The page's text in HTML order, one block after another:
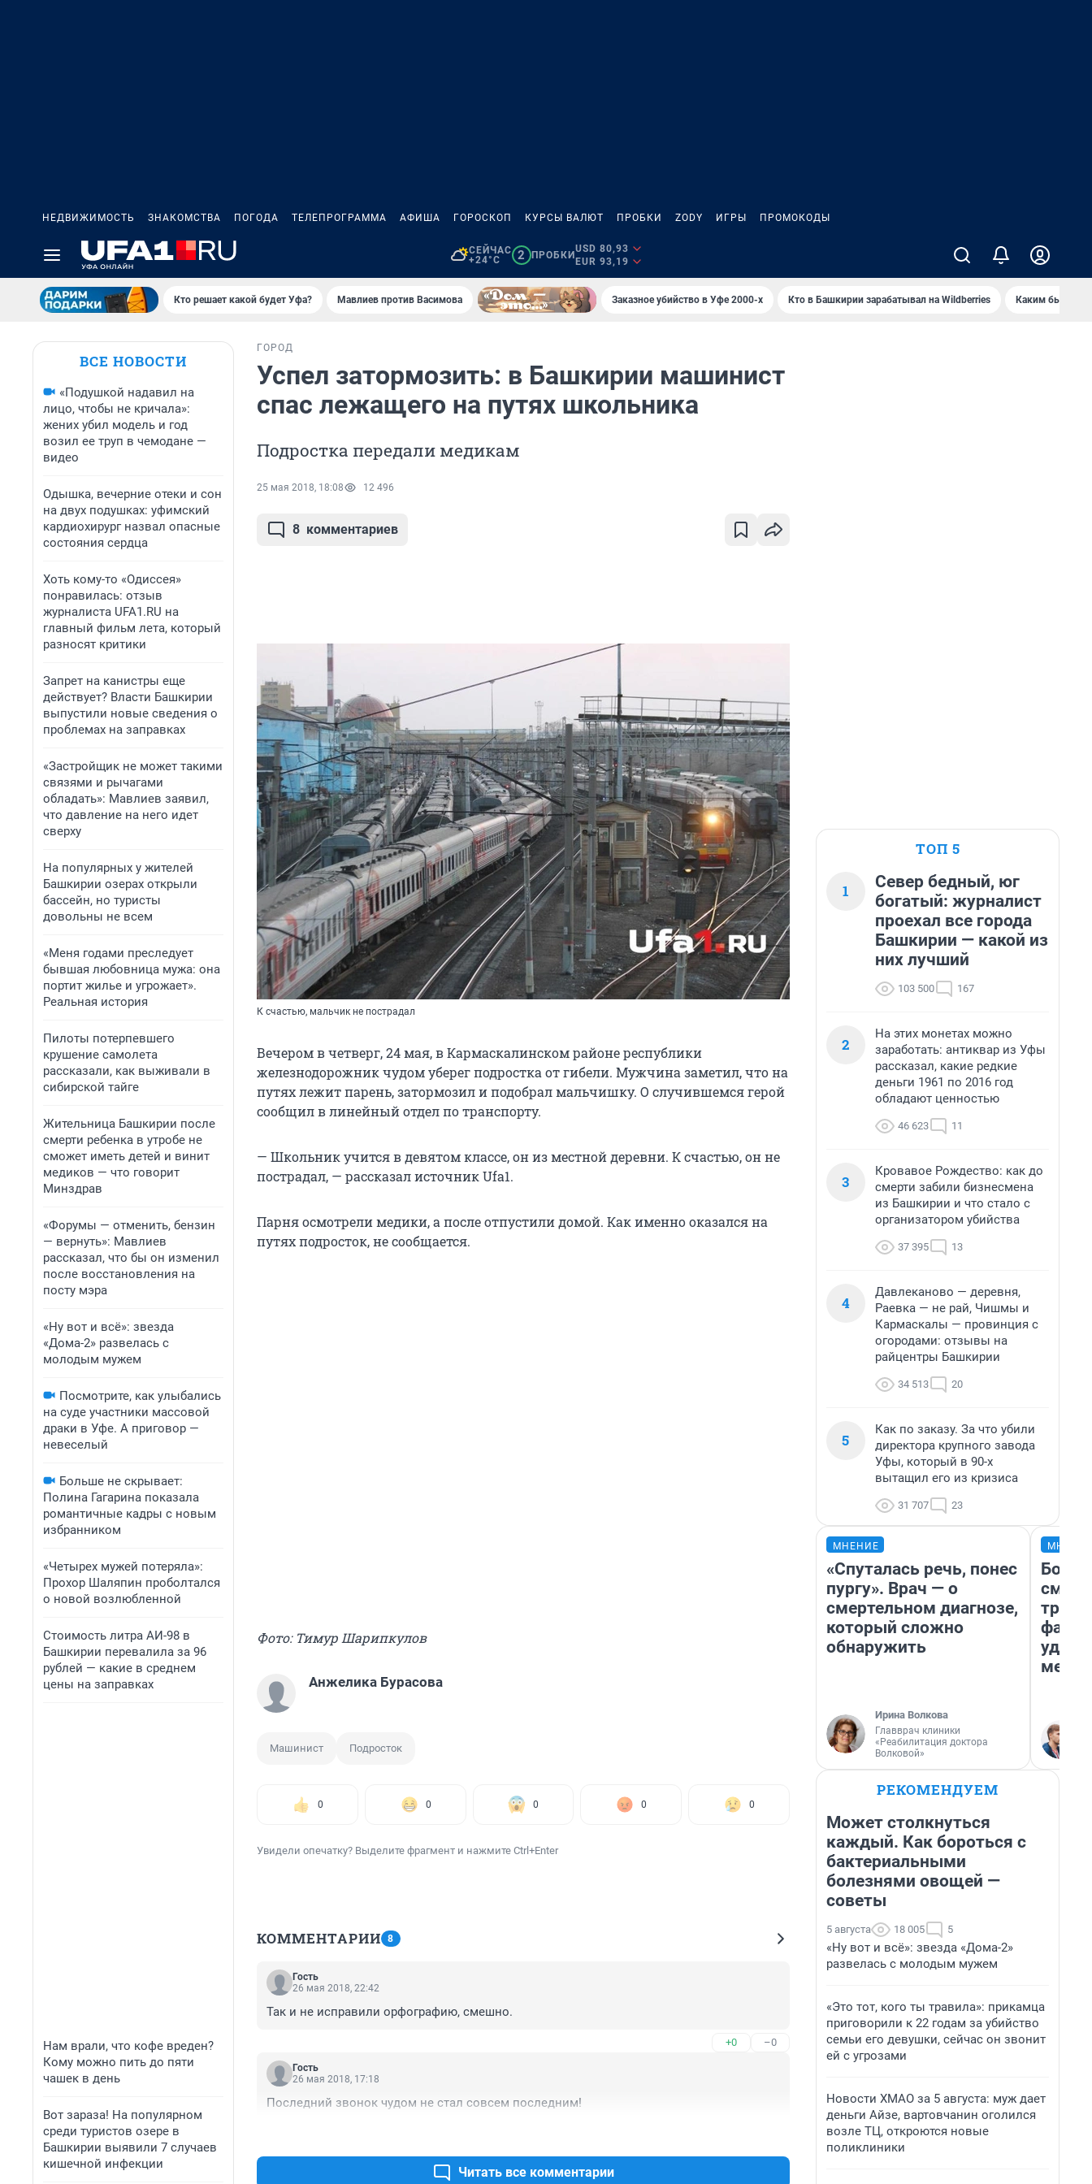
НЕДВИЖИМОСТЬ ЗНАКОМСТВА ПОГОДА ТЕЛЕПРОГРАММА АФИША ГОРОСКОП КУРСЫ ВАЛЮТ ПРОБКИ ZODY ИГРЫ ПРОМОКОДЫ
СЕЙЧАС
+24°C
2 ПРОБКИ
USD 80,93
EUR 93,19
Кто решает какой будет Уфа? Мавлиев против Васимова Заказное убийство в Уфе 2000-х Кто в Башкирии зарабатывал на Wildberries Каким было
ВСЕ НОВОСТИ
«Подушкой надавил на
лицо, чтобы не кричала»:
жених убил модель и год
возил ее труп в чемодане —
видео
Одышка, вечерние отеки и сон
на двух подушках: уфимский
кардиохирург назвал опасные
состояния сердца
Хоть кому-то «Одиссея»
понравилась: отзыв
журналиста UFA1.RU на
главный фильм лета, который
разносят критики
Запрет на канистры еще
действует? Власти Башкирии
выпустили новые сведения о
проблемах на заправках
«Застройщик не может такими
связями и рычагами
обладать»: Мавлиев заявил,
что давление на него идет
сверху
На популярных у жителей
Башкирии озерах открыли
бассейн, но туристы
довольны не всем
«Меня годами преследует
бывшая любовница мужа: она
портит жилье и угрожает».
Реальная история
Пилоты потерпевшего
крушение самолета
рассказали, как выживали в
сибирской тайге
Жительница Башкирии после
смерти ребенка в утробе не
сможет иметь детей и винит
медиков — что говорит
Минздрав
«Форумы — отменить, бензин
— вернуть»: Мавлиев
рассказал, что бы он изменил
после восстановления на
посту мэра
«Ну вот и всё»: звезда
«Дома-2» развелась с
молодым мужем
Посмотрите, как улыбались
на суде участники массовой
драки в Уфе. А приговор —
невеселый
Больше не скрывает:
Полина Гагарина показала
романтичные кадры с новым
избранником
«Четырех мужей потеряла»:
Прохор Шаляпин проболтался
о новой возлюбленной
Стоимость литра АИ-98 в
Башкирии перевалила за 96
рублей — какие в среднем
цены на заправках
Нам врали, что кофе вреден?
Кому можно пить до пяти
чашек в день
Вот зараза! На популярном
среди туристов озере в
Башкирии выявили 7 случаев
кишечной инфекции
ГОРОД
Успел затормозить: в Башкирии машинист
спас лежащего на путях школьника
Подростка передали медикам
25 мая 2018, 18:08 12 496
8 комментариев
К счастью, мальчик не пострадал
Вечером в четверг, 24 мая, в Кармаскалинском районе республики
железнодорожник чудом уберег подростка от гибели. Мужчина заметил, что на
путях лежит парень, затормозил и подобрал мальчишку. О случившемся герой
сообщил в линейный отдел по транспорту.
— Школьник учится в девятом классе, он из местной деревни. К счастью, он не
пострадал, — рассказал источник Ufa1.
Парня осмотрели медики, а после отпустили домой. Как именно оказался на
путях подросток, не сообщается.
Фото: Тимур Шарипкулов
Анжелика Бурасова
Машинист Подросток
0 0 0 0 0
Увидели опечатку? Выделите фрагмент и нажмите Ctrl+Enter
КОММЕНТАРИИ 8
Гость
26 мая 2018, 22:42
Так и не исправили орфографию, смешно.
+0 –0
Гость
26 мая 2018, 17:18
Последний звонок чудом не стал совсем последним!
Читать все комментарии
ТОП 5
1
Север бедный, юг
богатый: журналист
проехал все города
Башкирии — какой из
них лучший
103 500 167
2
На этих монетах можно
заработать: антиквар из Уфы
рассказал, какие редкие
деньги 1961 по 2016 год
обладают ценностью
46 623 11
3
Кровавое Рождество: как до
смерти забили бизнесмена
из Башкирии и что стало с
организатором убийства
37 395 13
4
Давлеканово — деревня,
Раевка — не рай, Чишмы и
Кармаскалы — провинция с
огородами: отзывы на
райцентры Башкирии
34 513 20
5
Как по заказу. За что убили
директора крупного завода
Уфы, который в 90-х
вытащил его из кризиса
31 707 23
МНЕНИЕ
«Спуталась речь, понес
пургу». Врач — о
смертельном диагнозе,
который сложно
обнаружить
Ирина Волкова
Главврач клиники
«Реабилитация доктора
Волковой»
месте
РЕКОМЕНДУЕМ
Может столкнуться
каждый. Как бороться с
бактериальными
болезнями овощей —
советы
5 августа 18 005 5
«Ну вот и всё»: звезда «Дома-2»
развелась с молодым мужем
«Это тот, кого ты травила»: прикамца
приговорили к 22 годам за убийство
семьи его девушки, сейчас он звонит
ей с угрозами
Новости ХМАО за 5 августа: муж дает
деньги Айзе, вартовчанин оголился
возле ТЦ, откроются новые
поликлиники